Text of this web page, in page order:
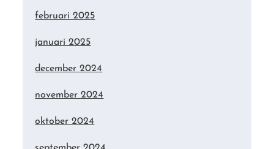
februari 2025
januari 2025
december 2024
november 2024
oktober 2024